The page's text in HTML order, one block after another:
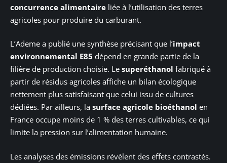
concurrence alimentaire liée à l’utilisation des terres
agricoles pour produire du carburant.
L’Ademe a publié une synthèse précisant que l’impact
environnemental E85 dépend en grande partie de la
filière de production choisie. Le superéthanol fabriqué à
partir de résidus agricoles affiche un bilan écologique
nettement plus satisfaisant que celui issu de cultures
dédiées. Par ailleurs, la surface agricole bioéthanol en
France occupe moins de 1 % des terres cultivables, ce qui
limite la pression sur l’alimentation humaine.
Les analyses des émissions révèlent des effets contrastés.